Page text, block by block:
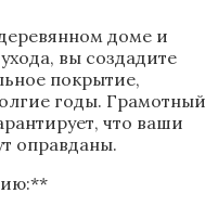
доме и
вы создадите
покрытие,
годы. Грамотный
что ваши
оправданы.